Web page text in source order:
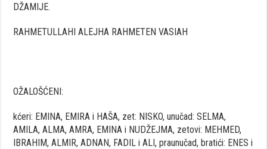
DŽAMIJE.
RAHMETULLAHI ALEJHA RAHMETEN VASIAH
OŽALOŠĆENI:
kćeri: EMINA, EMIRA i HAŠA, zet: NISKO, unučad: SELMA,
AMILA, ALMA, AMRA, EMINA i NUDŽEJMA, zetovi: MEHMED,
IBRAHIM, ALMIR, ADNAN, FADIL i ALI, praunučad, bratići: ENES i